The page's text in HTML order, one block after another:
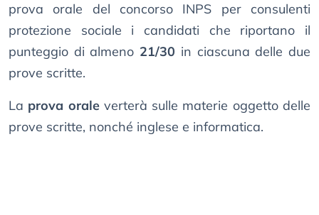
prova orale del concorso INPS per consulenti
protezione sociale i candidati che riportano il
punteggio di almeno 21/30 in ciascuna delle due
prove scritte.
La prova oraleverterà sulle materie oggetto delle
prove scritte, nonché inglese e informatica.